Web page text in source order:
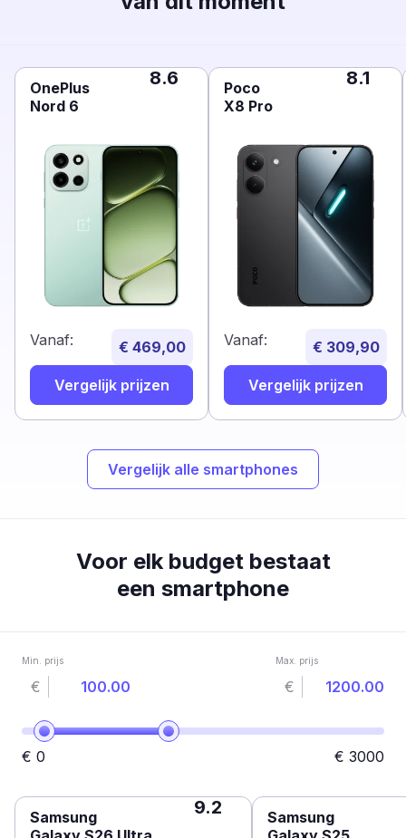
OnePlus
Nord 6
8.6
Vanaf: € 469,00
Vergelijk prijzen
Poco
X8 Pro
8.1
Vanaf: € 309,90
Vergelijk prijzen
Vergelijk alle smartphones
Voor elk budget bestaat
een smartphone
Min. prijs
€
Max. prijs
€
€ 0 € 3000
Samsung
9.2
Samsung